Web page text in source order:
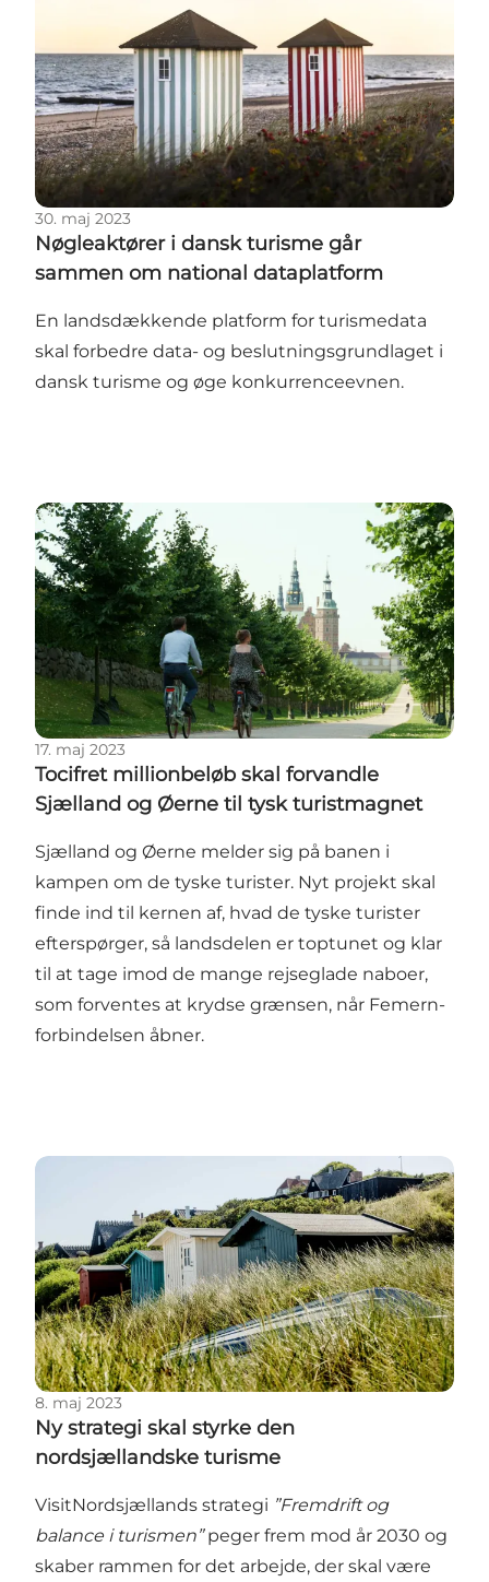
30. maj 2023
Nøgleaktører i dansk turisme går
sammen om national dataplatform
En landsdækkende platform for turismedata
skal forbedre data- og beslutningsgrundlaget i
dansk turisme og øge konkurrenceevnen.
Tocifret millionbeløb skal forvandle Sjælland og
17. maj 2023
Tocifret millionbeløb skal forvandle
Sjælland og Øerne til tysk turistmagnet
Sjælland og Øerne melder sig på banen i
kampen om de tyske turister. Nyt projekt skal
finde ind til kernen af, hvad de tyske turister
efterspørger, så landsdelen er toptunet og klar
til at tage imod de mange rejseglade naboer,
som forventes at krydse grænsen, når Femern-
forbindelsen åbner.
Ny strategi skal styrke den nordsjællandske turisme
8. maj 2023
Ny strategi skal styrke den
nordsjællandske turisme
VisitNordsjællands strategi ”Fremdrift og
balance i turismen”peger frem mod år 2030 og
skaber rammen for det arbejde, der skal være